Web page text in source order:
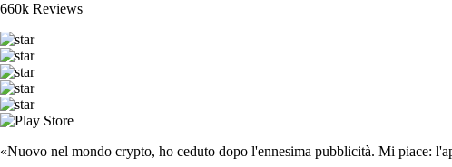
660k Reviews
«Nuovo nel mondo crypto, ho ceduto dopo l'ennesima pubblicità. Mi piace: